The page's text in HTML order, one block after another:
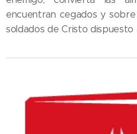
encuentran cegados y
soldados de Cristo dispuesto